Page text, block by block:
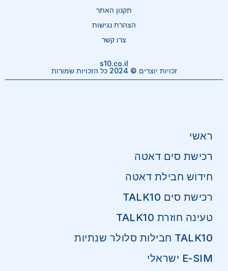
תקנון האתר
הצהרת נגישות
צרו קשר
s10.co.il
זכויות יוצרים © 2024 כל הזכויות שמורות
ראשי
רכישת סים דאטה
חידוש חבילת דאטה
רכישת סים TALK10
טעינה חוזרת TALK10
TALK10 חבילות סלולר שנתיות
E-SIM ישראלי